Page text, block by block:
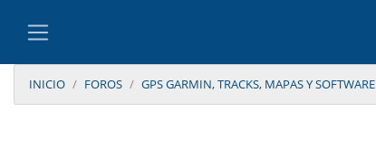
INICIO FOROS GPS GARMIN, TRACKS, MAPAS Y SOFTWARE